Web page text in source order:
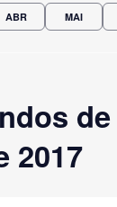
ABR MAI
2017